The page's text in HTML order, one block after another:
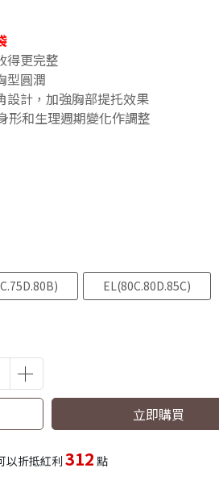
得更完整
型圓潤
設計，加強胸部提托效果
形和生理週期變化作調整
EL(80C.80D.85C)
立即購買
以折抵紅利 312 點